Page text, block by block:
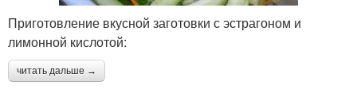
Приготовление вкусной заготовки с эстрагоном и
лимонной кислотой:
читать дальше →